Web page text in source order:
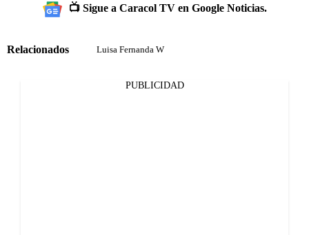
📺 Sigue a Caracol TV en Google Noticias.
Relacionados Luisa Fernanda W
PUBLICIDAD